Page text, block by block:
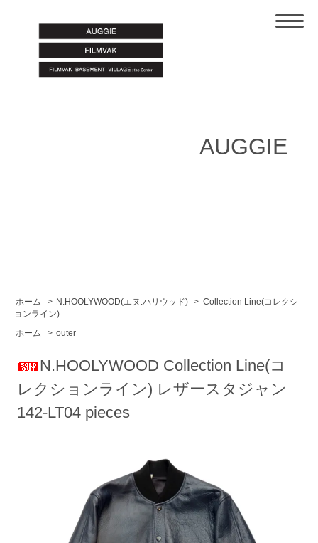
AUGGIE
ホーム > N.HOOLYWOOD(エヌ.ハリウッド) > Collection Line(コレクシ
ョンライン)
ホーム
> outer
N.HOOLYWOOD Collection Line(コ
レクションライン) レザースタジャン
142-LT04 pieces